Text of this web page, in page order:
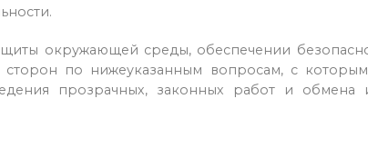
окружающей среды, обеспечении
сторон по нижеуказанным вопросам, с
прозрачных, законных работ и обмена